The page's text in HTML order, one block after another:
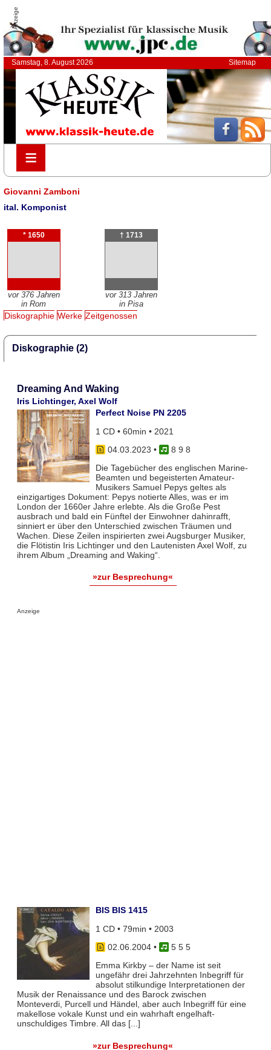
Anzeige
Samstag, 8. August 2026 Sitemap
≡
≡
Giovanni Zamboni
ital. Komponist
* 1650
vor 376 Jahren
in Rom
† 1713
vor 313 Jahren
in Pisa
Diskographie Werke Zeitgenossen
Diskographie (2)
Dreaming And Waking
Iris Lichtinger, Axel Wolf
Perfect Noise PN 2205
1 CD • 60min • 2021
04.03.2023 •
8 9 8
Die Tagebücher des englischen Marine-
Beamten und begeisterten Amateur-
Musikers Samuel Pepys geltes als
einzigartiges Dokument: Pepys notierte Alles, was er im
London der 1660er Jahre erlebte. Als die Große Pest
ausbrach und bald ein Fünftel der Einwohner dahinrafft,
sinniert er über den Unterschied zwischen Träumen und
Wachen. Diese Zeilen inspirierten zwei Augsburger Musiker,
die Flötistin Iris Lichtinger und den Lautenisten Axel Wolf, zu
ihrem Album „Dreaming and Waking“.
»zur Besprechung«
Anzeige
BIS BIS 1415
1 CD • 79min • 2003
02.06.2004•
5 5 5
Emma Kirkby – der Name ist seit
ungefähr drei Jahrzehnten Inbegriff für
absolut stilkundige Interpretationen der
Musik der Renaissance und des Barock zwischen
Monteverdi, Purcell und Händel, aber auch Inbegriff für eine
makellose vokale Kunst und ein wahrhaft engelhaft-
unschuldiges Timbre. All das [...]
»zur Besprechung«